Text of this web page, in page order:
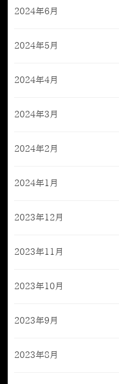
2024年6月
2024年5月
2024年4月
2024年3月
2024年2月
2024年1月
2023年12月
2023年11月
2023年10月
2023年9月
2023年8月